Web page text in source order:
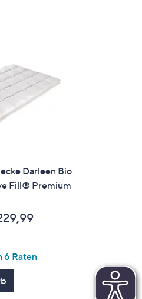
Darleen Bio
Fill® Premium
6 Raten